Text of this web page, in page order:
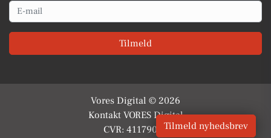
Email
Tilmeld
Vores Digital © 2026
Kontakt VORES Digital
CVR: 41179082Tilmeld nyhedsbrev